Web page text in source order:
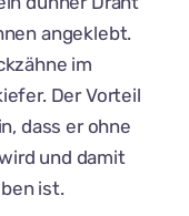
angeklebt.
im
Der Vorteil
dass er ohne
und damit
ist.